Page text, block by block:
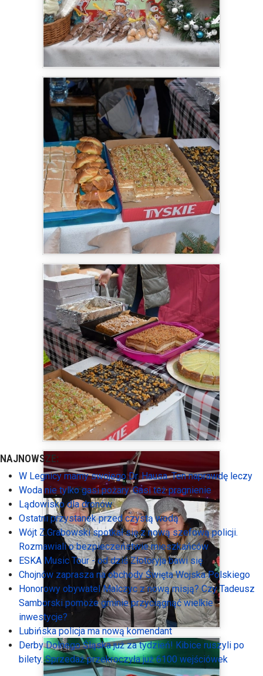
NAJNOWSZE:
W Legnicy mamy swojego Dr. Hausa. Ten naprawdę leczy
Woda nie tylko gasi pożary. Gasi też pragnienie
Lądowisko dla dronów
Ostatni przystanek przed czystą wodą
Wójt Z.Grabowski spotkał się z nową szefową policji.
Rozmawiali o bezpieczeństwie mieszkańców
ESKA Music Tour - od dziś Złotoryja bawi się
Chojnów zaprasza na obchody Święta Wojska Polskiego
Honorowy obywatel Malczyc z nową misją? Czy Tadeusz
Samborski pomoże gminie przyciągnąć wielkie
inwestycje?
Lubińska policja ma nową komendant
Derby Dolnego Śląska już za tydzień! Kibice ruszyli po
bilety. Sprzedaż przekroczyła już 6100 wejściówek